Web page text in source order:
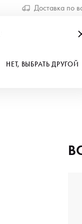
Доставка по
НЕТ, ВЫБРАТЬ ДРУГОЙ